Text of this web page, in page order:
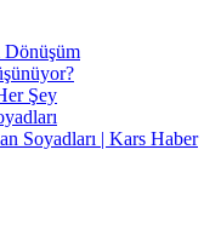
Dönüşüm
Şey
Soyadları | Kars Haber